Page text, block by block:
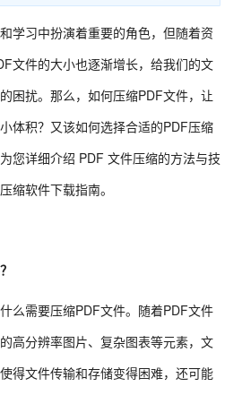
学习中扮演着重要的角色，但随着资
文件的大小也逐渐增长，给我们的文
困扰。那么，如何压缩PDF文件，让
体积？又该如何选择合适的PDF压缩
您详细介绍 PDF 文件压缩的方法与技
缩软件下载指南。
么需要压缩PDF文件。随着PDF文件
高分辨率图片、复杂图表等元素，文
得文件传输和存储变得困难，还可能